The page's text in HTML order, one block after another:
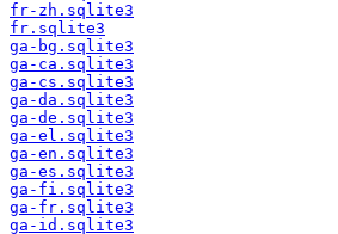
fr-zh.sqlite3
fr.sqlite3
ga-bg.sqlite3
ga-ca.sqlite3
ga-cs.sqlite3
ga-da.sqlite3
ga-de.sqlite3
ga-el.sqlite3
ga-en.sqlite3
ga-es.sqlite3
ga-fi.sqlite3
ga-fr.sqlite3
ga-id.sqlite3